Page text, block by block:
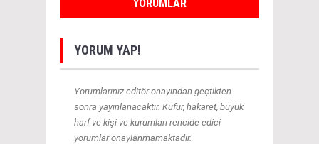
YORUMLAR
YORUM YAP!
Yorumlarınız editör onayından geçtikten
sonra yayınlanacaktır. Küfür, hakaret, büyük
harf ve kişi ve kurumları rencide edici
yorumlar onaylanmamaktadır.